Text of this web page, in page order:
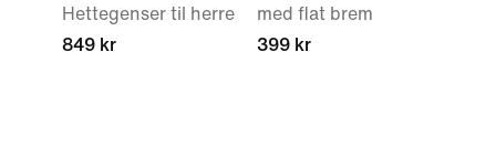
Hettegenser til herre
849 kr
med flat brem
399 kr